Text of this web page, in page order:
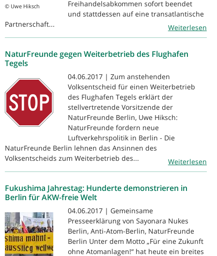
© Uwe Hiksch
Freihandelsabkommen sofort beendet
und stattdessen auf eine transatlantische
Partnerschaft...
Weiterlesen
NaturFreunde gegen Weiterbetrieb des Flughafen
Tegels
04.06.2017 | Zum anstehenden
Volksentscheid für einen Weiterbetrieb
des Flughafen Tegels erklärt der
stellvertretende Vorsitzende der
NaturFreunde Berlin, Uwe Hiksch:
NaturFreunde fordern neue
Luftverkehrspolitik in Berlin - Die
NaturFreunde Berlin lehnen das Ansinnen des
Volksentscheids zum Weiterbetrieb des...
Weiterlesen
Fukushima Jahrestag: Hunderte demonstrieren in
Berlin für AKW-freie Welt
04.06.2017 | Gemeinsame
Presseerklärung von Sayonara Nukes
Berlin, Anti-Atom-Berlin, NaturFreunde
Berlin Unter dem Motto „Für eine Zukunft
ohne Atomanlagen!“ hat heute ein breites